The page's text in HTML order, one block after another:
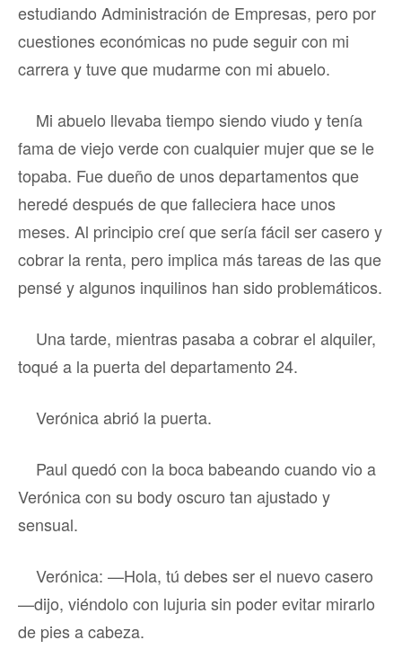
estudiando Administración de Empresas, pero por
cuestiones económicas no pude seguir con mi
carrera y tuve que mudarme con mi abuelo.
Mi abuelo llevaba tiempo siendo viudo y tenía
fama de viejo verde con cualquier mujer que se le
topaba. Fue dueño de unos departamentos que
heredé después de que falleciera hace unos
meses. Al principio creí que sería fácil ser casero y
cobrar la renta, pero implica más tareas de las que
pensé y algunos inquilinos han sido problemáticos.
Una tarde, mientras pasaba a cobrar el alquiler,
toqué a la puerta del departamento 24.
Verónica abrió la puerta.
Paul quedó con la boca babeando cuando vio a
Verónica con su body oscuro tan ajustado y
sensual.
Verónica: —Hola, tú debes ser el nuevo casero
—dijo, viéndolo con lujuria sin poder evitar mirarlo
de pies a cabeza.